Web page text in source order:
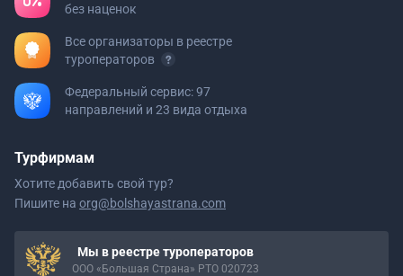
без наценок
Все организаторы в реестре
туроператоров
Федеральный сервис: 97
направлений и 23 вида отдыха
Турфирмам
Хотите добавить свой тур?
Пишите на org@bolshayastrana.com
Мы в реестре туроператоров
ООО «Большая Страна» РТО 020723